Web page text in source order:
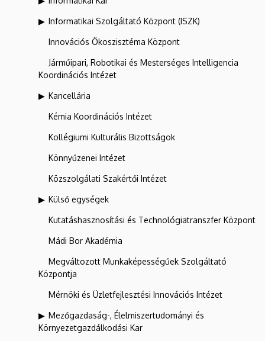
Informatikai Szolgáltató Központ (ISZK)
Innovációs Ökoszisztéma Központ
Járműipari, Robotikai és Mesterséges Intelligencia
Koordinációs Intézet
Kancellária
Kémia Koordinációs Intézet
Kollégiumi Kulturális Bizottságok
Könnyűzenei Intézet
Közszolgálati Szakértői Intézet
Külső egységek
Kutatáshasznosítási és Technológiatranszfer Központ
Mádi Bor Akadémia
Megváltozott Munkaképességűek Szolgáltató
Központja
Mérnöki és Üzletfejlesztési Innovációs Intézet
Mezőgazdaság-, Élelmiszertudományi és
Környezetgazdálkodási Kar